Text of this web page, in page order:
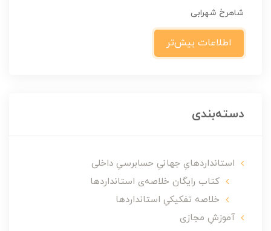
شاهرخ شهرابی
اطلاعات بیش‌تر
دسته‌بندی
استانداردهایِ جهانیِ حسابرسیِ داخلی
کتاب رایگان خلاصه‌ی استانداردها
خلاصه تفکیکیِ استانداردها
آموزشِ مجازی